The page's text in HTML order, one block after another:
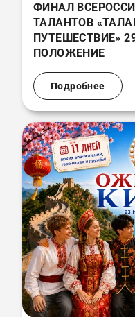
ФИНАЛ
ТАЛАНТОВ
ПУТЕШЕСТВИЕ»
ПОЛОЖЕНИЕ
Подробнее